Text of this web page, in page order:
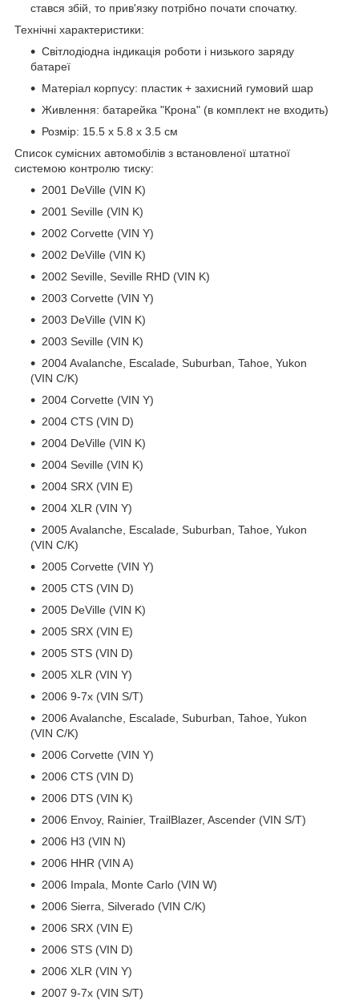
стався збій, то прив'язку потрібно почати спочатку.
Технічні характеристики:
Світлодіодна індикація роботи і низького заряду
батареї
Матеріал корпусу: пластик + захисний гумовий шар
Живлення: батарейка "Крона" (в комплект не входить)
Розмір: 15.5 х 5.8 х 3.5 см
Список сумісних автомобілів з встановленої штатної
системою контролю тиску:
2001 DeVille (VIN K)
2001 Seville (VIN K)
2002 Corvette (VIN Y)
2002 DeVille (VIN K)
2002 Seville, Seville RHD (VIN K)
2003 Corvette (VIN Y)
2003 DeVille (VIN K)
2003 Seville (VIN K)
2004 Avalanche, Escalade, Suburban, Tahoe, Yukon
(VIN C/K)
2004 Corvette (VIN Y)
2004 CTS (VIN D)
2004 DeVille (VIN K)
2004 Seville (VIN K)
2004 SRX (VIN E)
2004 XLR (VIN Y)
2005 Avalanche, Escalade, Suburban, Tahoe, Yukon
(VIN C/K)
2005 Corvette (VIN Y)
2005 CTS (VIN D)
2005 DeVille (VIN K)
2005 SRX (VIN E)
2005 STS (VIN D)
2005 XLR (VIN Y)
2006 9-7x (VIN S/T)
2006 Avalanche, Escalade, Suburban, Tahoe, Yukon
(VIN C/K)
2006 Corvette (VIN Y)
2006 CTS (VIN D)
2006 DTS (VIN K)
2006 Envoy, Rainier, TrailBlazer, Ascender (VIN S/T)
2006 H3 (VIN N)
2006 HHR (VIN A)
2006 Impala, Monte Carlo (VIN W)
2006 Sierra, Silverado (VIN C/K)
2006 SRX (VIN E)
2006 STS (VIN D)
2006 XLR (VIN Y)
2007 9-7x (VIN S/T)